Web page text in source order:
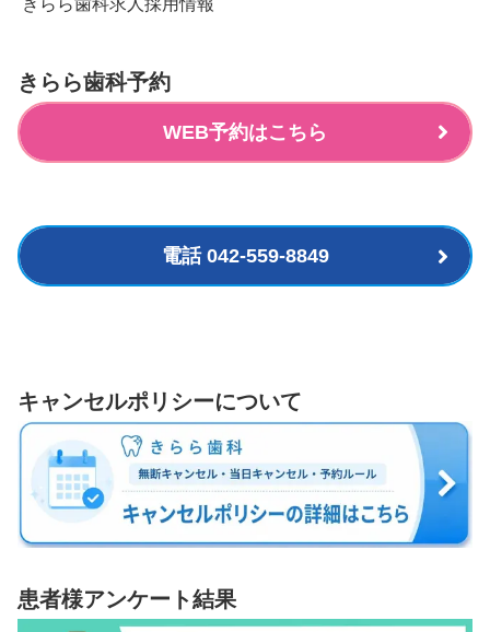
きらら歯科予約
WEB予約はこちら
電話 042-559-8849
キャンセルポリシーについて
患者様アンケート結果